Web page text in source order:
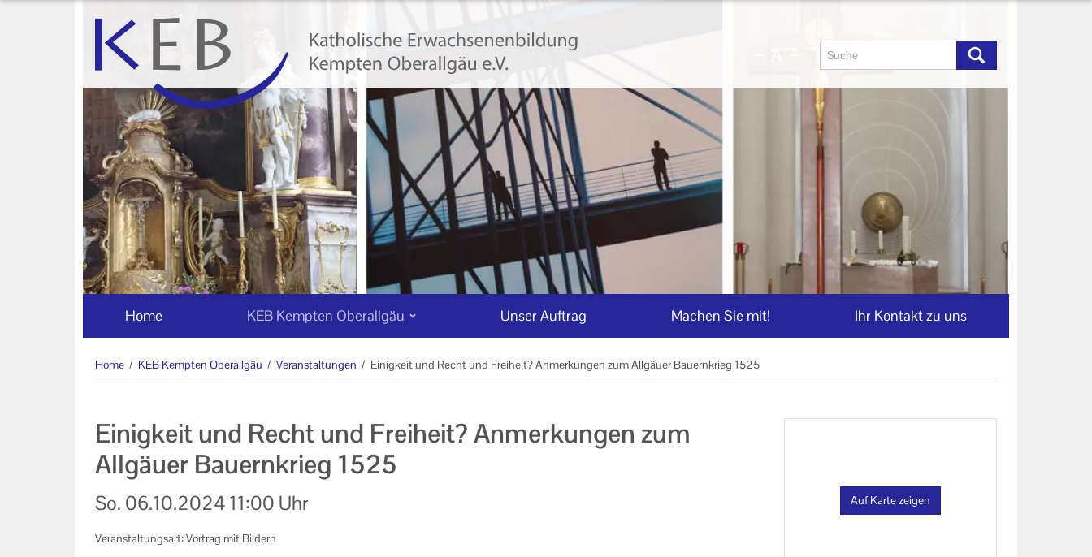
Home KEB Kempten Oberallgäu Unser Auftrag Machen Sie mit! Ihr Kontakt zu uns
Home / KEB Kempten Oberallgäu / Veranstaltungen / Einigkeit und Recht und Freiheit? Anmerkungen zum Allgäuer Bauernkrieg 1525
Einigkeit und Recht und Freiheit? Anmerkungen zum
Allgäuer Bauernkrieg 1525
So. 06.10.202411:00 Uhr
Veranstaltungsart: Vortrag mit Bildern
Auf Karte zeigen
KEB Kempten Oberallgäu
Personen und Funktionen
Die KEB als e.V.
Veranstaltungen
Veranstaltungen der KEB
Kempten Oberallgäu
Eltern-Kind-Gruppen
Veranstaltungen im Bistum
Mitglieder der KEB Kempten